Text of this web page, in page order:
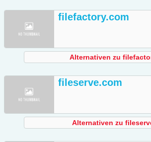
filefactory.com
Alternativen zu
fileserve.com
Alternativen zu